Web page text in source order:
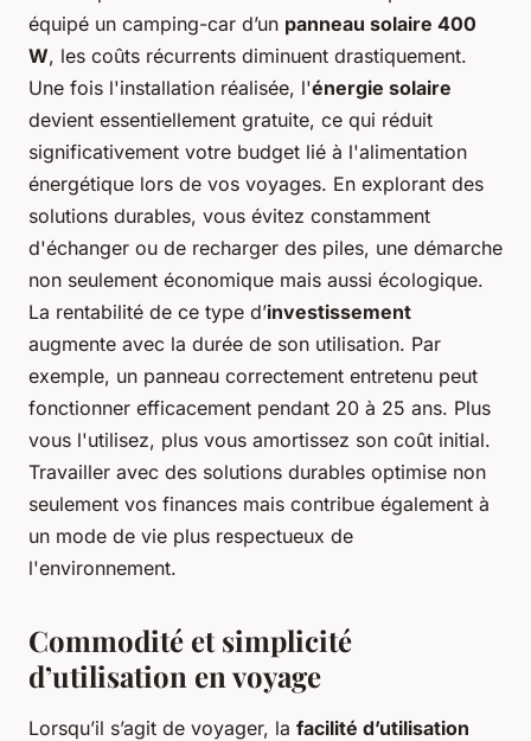
équipé un camping-car d’un panneau solaire 400
W, les coûts récurrents diminuent drastiquement.
Une fois l'installation réalisée, l'énergie solaire
devient essentiellement gratuite, ce qui réduit
significativement votre budget lié à l'alimentation
énergétique lors de vos voyages. En explorant des
solutions durables, vous évitez constamment
d'échanger ou de recharger des piles, une démarche
non seulement économique mais aussi écologique.
La rentabilité de ce type d’investissement
augmente avec la durée de son utilisation. Par
exemple, un panneau correctement entretenu peut
fonctionner efficacement pendant 20 à 25 ans. Plus
vous l'utilisez, plus vous amortissez son coût initial.
Travailler avec des solutions durables optimise non
seulement vos finances mais contribue également à
un mode de vie plus respectueux de
l'environnement.
Commodité et simplicité
d’utilisation en voyage
Lorsqu’il s’agit de voyager, la facilité d’utilisation